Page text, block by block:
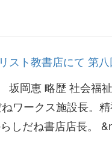
スト教書店にて 第
岡恵 略歴 社会福
ワークス施設長。
しだね書店店長。